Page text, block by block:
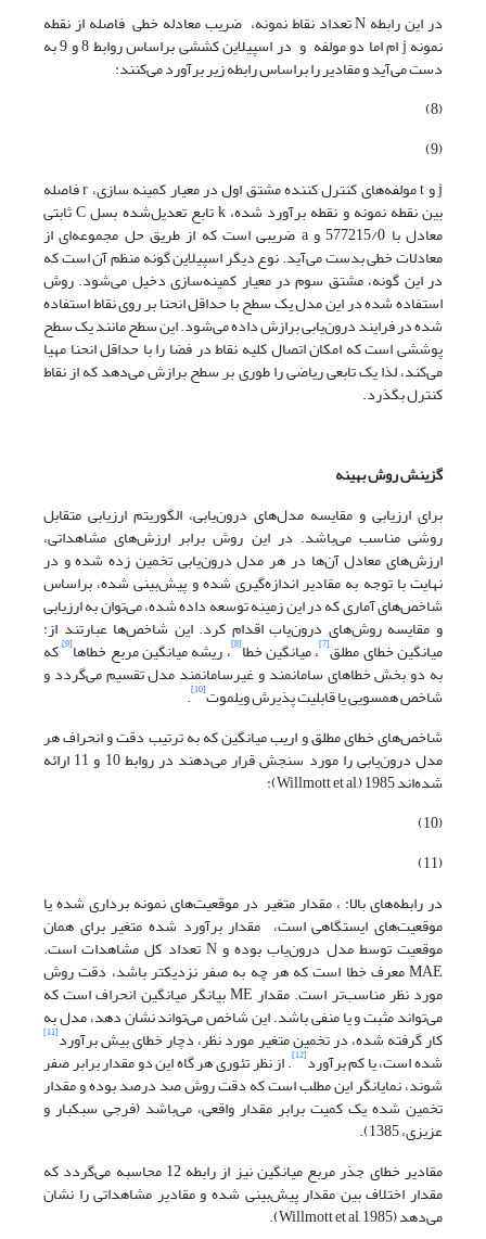
در این رابطه N تعداد نقاط نمونه، ضریب معادله خطی فاصله از نقطه
نمونه j ام اما دو مولفه و در اسپیلاین کششی براساس روابط 8 و 9 به
دست می‌آید و مقادیر را براساس رابطه زیر برآورد می‌کنند:
(8)
(9)
j و t مولفه‌های کنترل ‌کننده مشتق اول در معیار کمینه‌ سازی، r فاصله
بین نقطه نمونه و نقطه برآورد شده، k تابع تعدیل‌شده بسل C ثابتی
معادل با 577215/0 و a ضریبی است که از طریق حل مجموعه‌ای از
معادلات خطی بدست می‌آید. نوع دیگر اسپیلاین گونه منظم آن است که
در این گونه، مشتق سوم در معیار کمینه‌سازی دخیل می‌شود. روش
استفاده شده در این مدل یک سطح با حداقل انحنا بر روی نقاط استفاده
شده در فرایند درون‌یابی برازش داده می‌شود. این سطح مانند یک سطح
پوششی است که امکان اتصال کلیه نقاط در فضا را با حداقل انحنا مهیا
می‌کند، لذا یک تابعی ریاضی را طوری بر سطح برازش می‌دهد که از نقاط
کنترل بگذرد.
گزینش روش بهینه
برای ارزیابی و مقایسه مدل‌های درون‌یابی، الگوریتم ارزیابی متقابل
روشی مناسب می‌باشد. در این روش برابر ارزش‌های مشاهداتی،
ارزش‌های معادل آن‌ها در هر مدل درون‌یابی تخمین زده شده و در
نهایت با توجه به مقادیر اندازه‌گیری شده و پیش‌بینی شده، براساس
شاخص‌های آماری که در این زمینه توسعه داده شده، می‌توان به ارزیابی
و مقایسه روش‌های درون‌یاب اقدام کرد. این شاخص‌ها عبارتند از:
میانگین خطای مطلق[7] ، میانگین خطا[8] ، ریشه میانگین مربع خطاها[9] که
به دو بخش خطاهای سامانمند و غیرسامانمند مدل تقسیم می‌گردد و
شاخص همسویی یا قابلیت پذیرش ویلموت[10]
.
شاخص‌های خطای مطلق و اریب میانگین که به ترتیب دقت و انحراف هر
مدل درون‌یابی را مورد سنجش قرار می‌دهند در روابط 10 و 11 ارائه
شده‌اند ‌Willmott et al,) 1985):
(10)
(11)
در رابطه‌های بالا: ، مقدار متغیر در موقعیت‌های نمونه برداری شده یا
موقعیت‌های ایستگاهی است، مقدار برآورد شده متغیر برای همان
موقعیت توسط مدل درون‌یاب بوده و N تعداد کل مشاهدات است.
MAE معرف خطا است که هر چه به صفر نزدیکتر باشد، دقت روش
مورد نظر مناسب‌تر است. مقدار ME بیانگر میانگین انحراف است که
می‌تواند مثبت و یا منفی باشد. این شاخص می‌تواند نشان دهد، مدل به
کار گرفته شده، در تخمین متغیر مورد نظر، دچار خطای بیش برآورد[11]
شده است، یا کم برآورد[12] . از نظر تئوری هر گاه این دو مقدار برابر صفر
شوند، نمایانگر این مطلب است که دقت روش صد درصد بوده و مقدار
تخمین شده یک کمیت برابر مقدار واقعی، می‌باشد (فرجی سبکبار و
عزیزی، 1385).
مقادیر خطای جذر مربع میانگین نیز از رابطه 12 محاسبه می‌گردد که
مقدار اختلاف بین مقدار پیش‌بینی شده و مقادیر مشاهداتی را نشان
می‌دهد (Willmott et al, 1985).